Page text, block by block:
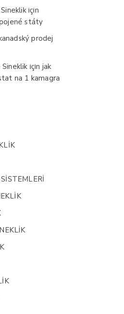
için
státy
prodej
için jak
na 1 kamagra